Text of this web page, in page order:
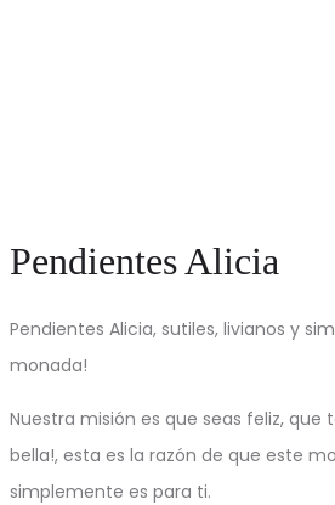
Pendientes Alicia
Pendientes Alicia, sutiles, livianos y
monada!
Nuestra misión es que seas feliz,
bella!, esta es la razón de que este
simplemente es para ti.